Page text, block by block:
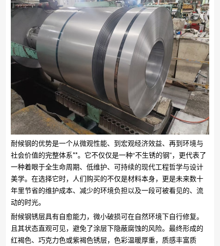
耐候钢的优势是一个从微观性能、到宏观经济效益、再到环境与
社会价值的完整体系**。它不仅仅是一种“不生锈的钢”，更代表了
一种着眼于全生命周期、低维护、可持续的现代工程哲学与设计
美学。在选择它时，人们购买的不仅是材料本身，更是未来数十
年里节省的维护成本、减少的环境负担以及一段可被看见的、流
动的时光。
耐候钢锈层具有自愈能力，微小破损可在自然环境下自行修复。
且其状态直观可见，避免了涂层下隐蔽腐蚀的风险。最终形成的
红褐色、巧克力色或紫褐色锈层，色彩温暖厚重，质感丰富质